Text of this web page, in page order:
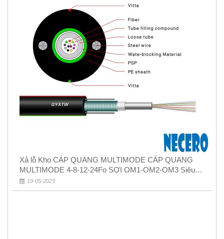
Xả lỗ Kho CÁP QUANG MULTIMODE CÁP QUANG
MULTIMODE 4-8-12-24Fo SỢI OM1-OM2-OM3 Siêu
Rẻ 5k
19-05-2023